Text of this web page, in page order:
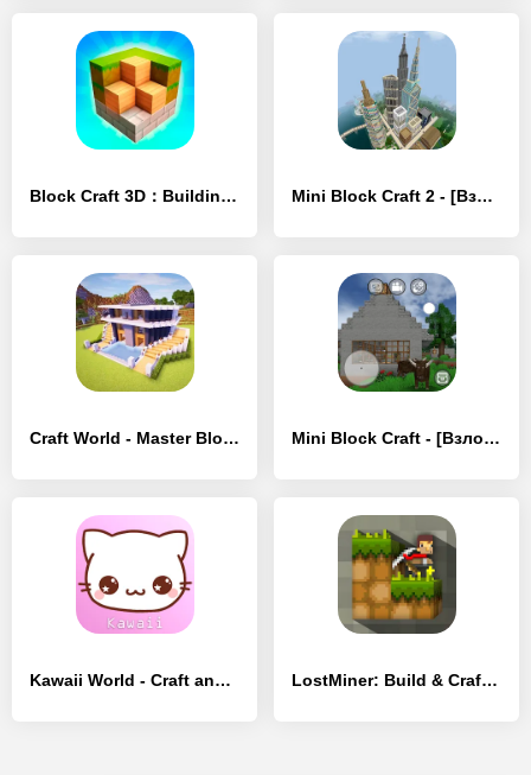
Block Craft 3D：Building Game - [Взлом/МОД Меню] Mini Block Craft 2 - [Взлом/МОД Меню]
Craft World - Master Block 3D - [Взлом/МОД Меню] Mini Block Craft - [Взлом/МОД Меню]
Kawaii World - Craft and Build - [Взлом/МОД Все открыто] LostMiner: Build & Craft Game - [Взлом/МОД Все открыто]